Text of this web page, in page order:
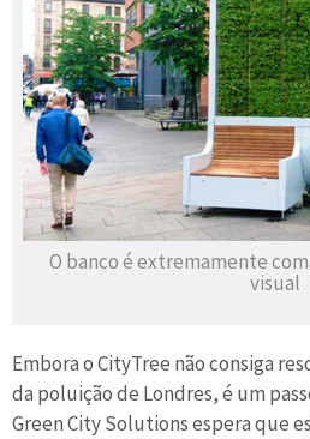
O banco é extremamente
visual
Embora o CityTree não consiga
da poluição de Londres, é um
Green City Solutions espera que